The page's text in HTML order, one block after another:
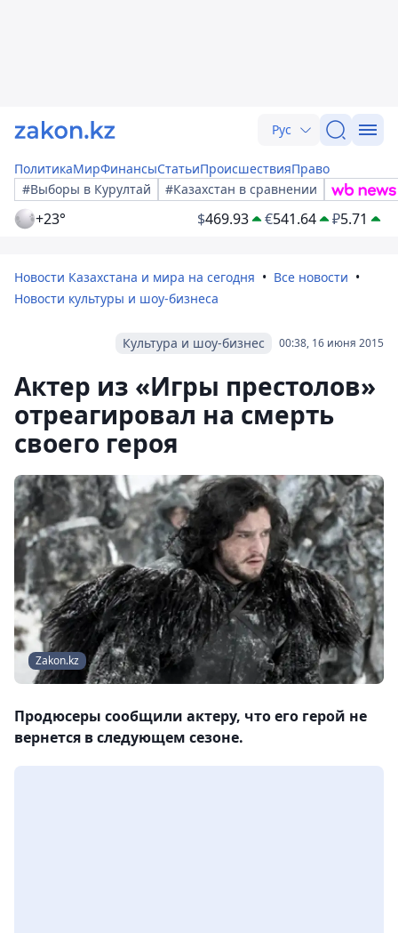
Рус
ПолитикаМирФинансыСтатьиПроисшествияПраво
#Выборы в Курултай
#Казахстан в сравнении
+23° $469.93 €541.64 ₽5.71
Новости Казахстана и мира на сегодня
Все новости
Новости культуры и шоу-бизнеса
00:38, 16 июня 2015
Культура и шоу-бизнес
Актер из «Игры престолов»
отреагировал на смерть
своего героя
Zakon.kz
Продюсеры сообщили актеру, что его герой не
вернется в следующем сезоне.